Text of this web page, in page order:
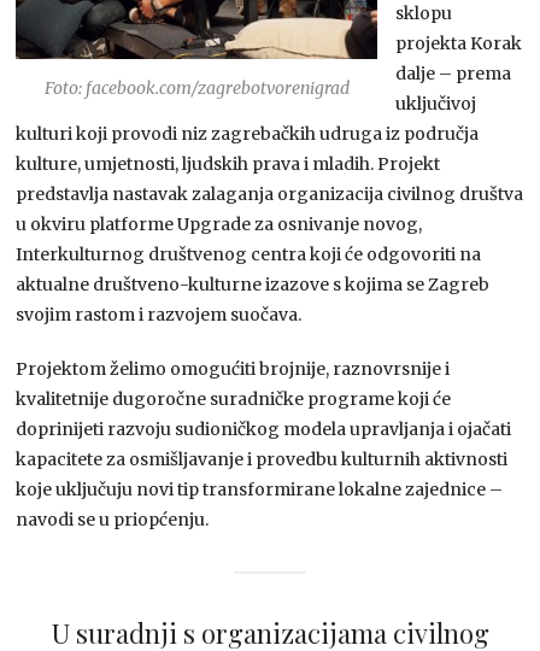
Foto: facebook.com/zagrebotvorenigrad
sklopu
projekta Korak
dalje – prema
uključivoj
kulturi koji provodi niz zagrebačkih udruga iz područja
kulture, umjetnosti, ljudskih prava i mladih. Projekt
predstavlja nastavak zalaganja organizacija civilnog društva
u okviru platforme Upgrade za osnivanje novog,
Interkulturnog društvenog centra koji će odgovoriti na
aktualne društveno-kulturne izazove s kojima se Zagreb
svojim rastom i razvojem suočava.
Projektom želimo omogućiti brojnije, raznovrsnije i
kvalitetnije dugoročne suradničke programe koji će
doprinijeti razvoju sudioničkog modela upravljanja i ojačati
kapacitete za osmišljavanje i provedbu kulturnih aktivnosti
koje uključuju novi tip transformirane lokalne zajednice –
navodi se u priopćenju.
U suradnji s organizacijama civilnog